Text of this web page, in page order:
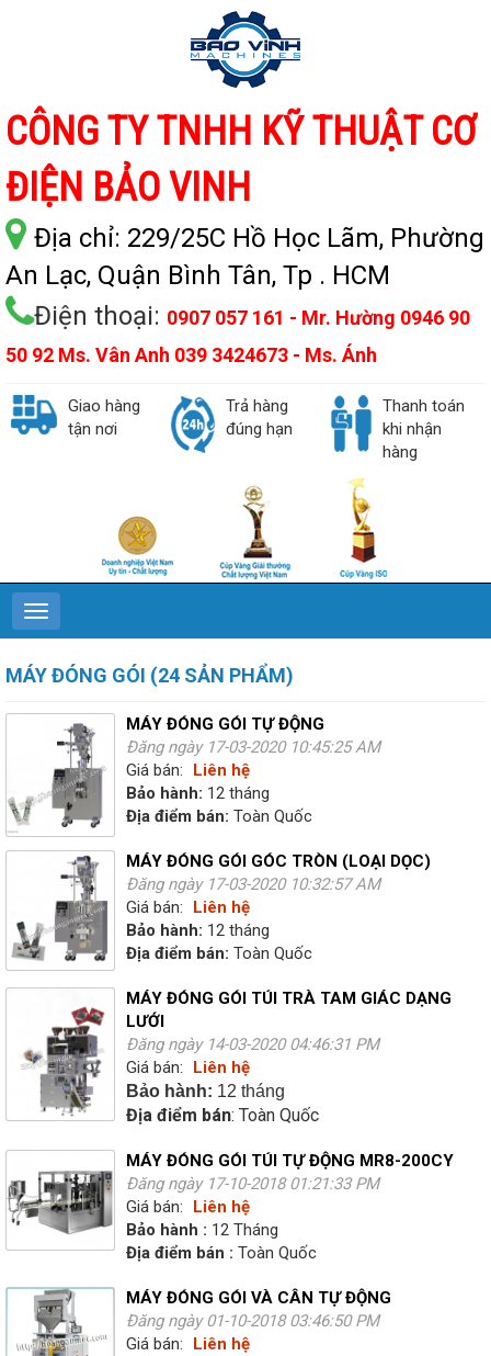
CÔNG TY TNHH KỸ THUẬT CƠ
ĐIỆN BẢO VINH
Địa chỉ: 229/25C Hồ Học Lãm, Phường
An Lạc, Quận Bình Tân, Tp . HCM
Điện thoại: 0907 057 161 - Mr. Hường 0946 90
50 92 Ms. Vân Anh 039 3424673 - Ms. Ánh
Giao hàng
tận nơi
Trả hàng
đúng hạn
Thanh toán
khi nhận
hàng
MÁY ĐÓNG GÓI (24 SẢN PHẨM)
MÁY ĐÓNG GÓI TỰ ĐỘNG
Đăng ngày 17-03-2020 10:45:25 AM
Giá bán:
Liên hệ
Bảo hành: 12 tháng
Địa điểm bán: Toàn Quốc
MÁY ĐÓNG GÓI GÓC TRÒN (LOẠI DỌC)
Đăng ngày 17-03-2020 10:32:57 AM
Giá bán:
Liên hệ
Bảo hành: 12 tháng
Địa điểm bán: Toàn Quốc
MÁY ĐÓNG GÓI TÚI TRÀ TAM GIÁC DẠNG
LƯỚI
Đăng ngày 14-03-2020 04:46:31 PM
Giá bán:
Liên hệ
Bảo hành: 12 tháng
Địa điểm bán: Toàn Quốc
MÁY ĐÓNG GÓI TÚI TỰ ĐỘNG MR8-200CY
Đăng ngày 17-10-2018 01:21:33 PM
Giá bán:
Liên hệ
Bảo hành : 12 Tháng
Địa điểm bán : Toàn Quốc
MÁY ĐÓNG GÓI VÀ CÂN TỰ ĐỘNG
Đăng ngày 01-10-2018 03:46:50 PM
Giá bán:
Liên hệ